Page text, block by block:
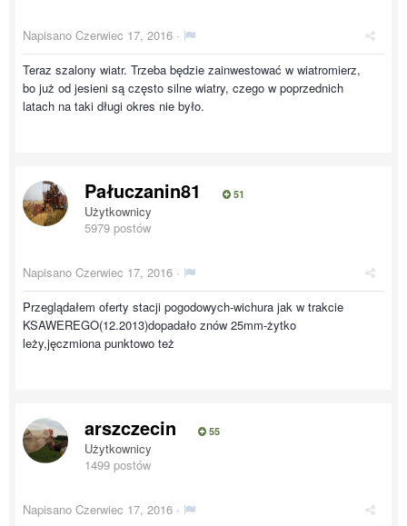
Napisano Czerwiec 17, 2016 ·
Teraz szalony wiatr. Trzeba będzie zainwestować w wiatromierz,
bo już od jesieni są często silne wiatry, czego w poprzednich
latach na taki długi okres nie było.
Pałuczanin81 51
Użytkownicy
5979 postów
Napisano Czerwiec 17, 2016 ·
Przeglądałem oferty stacji pogodowych-wichura jak w trakcie
KSAWEREGO(12.2013)dopadało znów 25mm-żytko
leży,jęczmiona punktowo też
arszczecin 55
Użytkownicy
1499 postów
Napisano Czerwiec 17, 2016 ·